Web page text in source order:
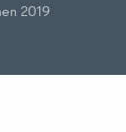
2019